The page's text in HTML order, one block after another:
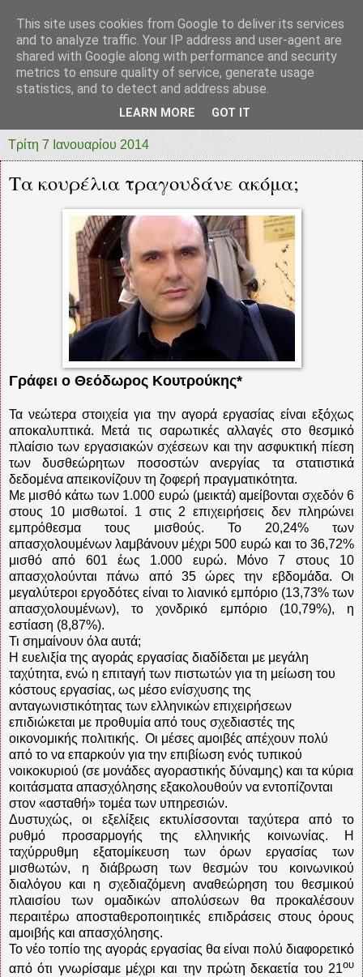
prototypia
"ΠΡΩΤΟΤΥΠΙΑ" * ΑΝΕΞΑΡΤΗΤΗ-ΗΛΕΚΤΡΟΝΙΚΗ-
Τρίτη 7 Ιανουαρίου 2014
Τα κουρέλια τραγουδάνε ακόμα;
Γράφει ο Θεόδωρος Κουτρούκης*
Τα νεώτερα στοιχεία για την αγορά εργασίας είναι εξόχως
αποκαλυπτικά. Μετά τις σαρωτικές αλλαγές στο θεσμικό
πλαίσιο των εργασιακών σχέσεων και την ασφυκτική πίεση
των δυσθεώρητων ποσοστών ανεργίας τα στατιστικά
δεδομένα απεικονίζουν τη ζοφερή πραγματικότητα.
Με μισθό κάτω των 1.000 ευρώ (μεικτά) αμείβονται σχεδόν 6
στους 10 μισθωτοί. 1 στις 2 επιχειρήσεις δεν πληρώνει
εμπρόθεσμα τους μισθούς. Το 20,24% των
απασχολουμένων λαμβάνουν μέχρι 500 ευρώ και το 36,72%
μισθό από 601 έως 1.000 ευρώ. Μόνο 7 στους 10
απασχολούνται πάνω από 35 ώρες την εβδομάδα. Οι
μεγαλύτεροι εργοδότες είναι το λιανικό εμπόριο (13,73% των
απασχολουμένων), το χονδρικό εμπόριο (10,79%), η
εστίαση (8,87%).
Τι σημαίνουν όλα αυτά;
Η ευελιξία της αγοράς εργασίας διαδίδεται με μεγάλη
ταχύτητα, ενώ η επιταγή των πιστωτών για τη μείωση του
κόστους εργασίας, ως μέσο ενίσχυσης της
ανταγωνιστικότητας των ελληνικών επιχειρήσεων
επιδιώκεται με προθυμία από τους σχεδιαστές της
οικονομικής πολιτικής. Οι μέσες αμοιβές απέχουν πολύ
από το να επαρκούν για την επιβίωση ενός τυπικού
νοικοκυριού (σε μονάδες αγοραστικής δύναμης) και τα κύρια
κοιτάσματα απασχόλησης εξακολουθούν να εντοπίζονται
στον «ασταθή» τομέα των υπηρεσιών.
Δυστυχώς, οι εξελίξεις εκτυλίσσονται ταχύτερα από το
ρυθμό προσαρμογής της ελληνικής κοινωνίας. Η
ταχύρρυθμη εξατομίκευση των όρων εργασίας των
μισθωτών, η διάβρωση των θεσμών του κοινωνικού
διαλόγου και η σχεδιαζόμενη αναθεώρηση του θεσμικού
πλαισίου των ομαδικών απολύσεων θα προκαλέσουν
περαιτέρω αποσταθεροποιητικές επιδράσεις στους όρους
αμοιβής και απασχόλησης.
Το νέο τοπίο της αγοράς εργασίας θα είναι πολύ διαφορετικό
από ότι γνωρίσαμε μέχρι και την πρώτη δεκαετία του 21ου
This site uses cookies from Google to deliver its services
and to analyze traffic. Your IP address and user-agent are
shared with Google along with performance and security
metrics to ensure quality of service, generate usage
statistics, and to detect and address abuse.
LEARN MORE GOT IT